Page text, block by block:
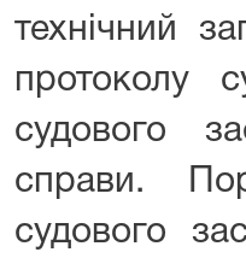
технічний
протоколу
судового
справи.
судового